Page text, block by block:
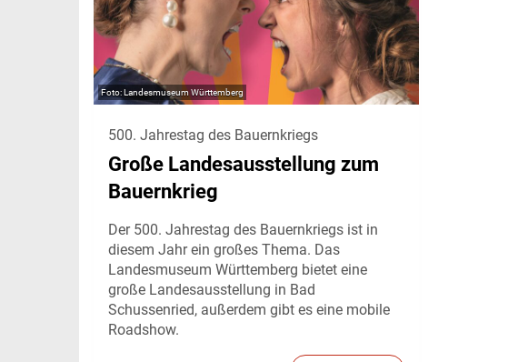
Landesmuseum Württemberg
500. Jahrestag des Bauernkriegs
Große Landesausstellung zum
Bauernkrieg
Der 500. Jahrestag des Bauernkriegs ist in
diesem Jahr ein großes Thema. Das
Landesmuseum Württemberg bietet eine
große Landesausstellung in Bad
Schussenried, außerdem gibt es eine mobile
Roadshow.